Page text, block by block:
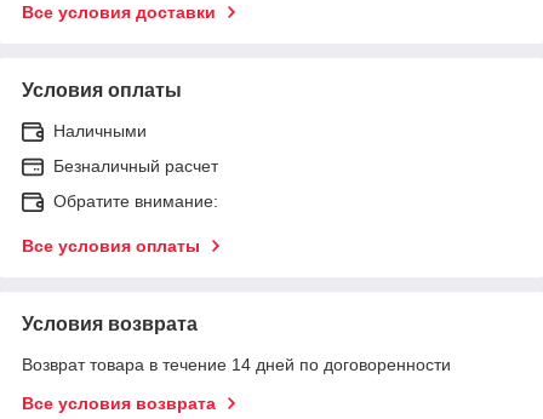
Все условия доставки
Условия оплаты
Наличными
Безналичный расчет
Обратите внимание:
Все условия оплаты
Условия возврата
Возврат товара в течение 14 дней по договоренности
Все условия возврата